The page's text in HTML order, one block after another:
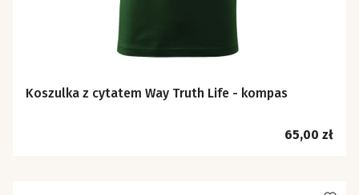
Koszulka z cytatem Way Truth Life - kompas
Cena
65,00 zł